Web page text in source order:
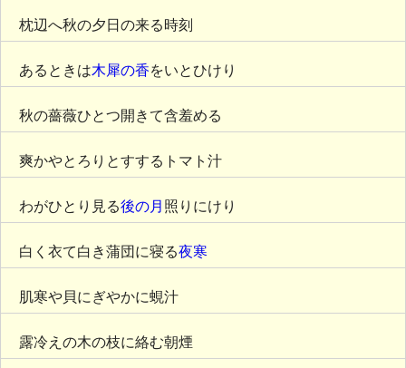
枕辺へ秋の夕日の来る時刻
あるときは木犀の香をいとひけり
秋の薔薇ひとつ開きて含羞める
爽かやとろりとすするトマト汁
わがひとり見る後の月 照りにけり
白く衣て白き蒲団に寝る夜寒
肌寒や貝にぎやかに蜆汁
露冷えの木の枝に絡む朝煙